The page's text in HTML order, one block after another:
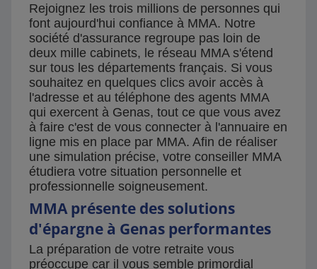
Rejoignez les trois millions de personnes qui
font aujourd'hui confiance à MMA. Notre
société d'assurance regroupe pas loin de
deux mille cabinets, le réseau MMA s'étend
sur tous les départements français. Si vous
souhaitez en quelques clics avoir accès à
l'adresse et au téléphone des agents MMA
qui exercent à Genas, tout ce que vous avez
à faire c'est de vous connecter à l'annuaire en
ligne mis en place par MMA. Afin de réaliser
une simulation précise, votre conseiller MMA
étudiera votre situation personnelle et
professionnelle soigneusement.
MMA présente des solutions
d'épargne à Genas performantes
La préparation de votre retraite vous
préoccupe car il vous semble primordial